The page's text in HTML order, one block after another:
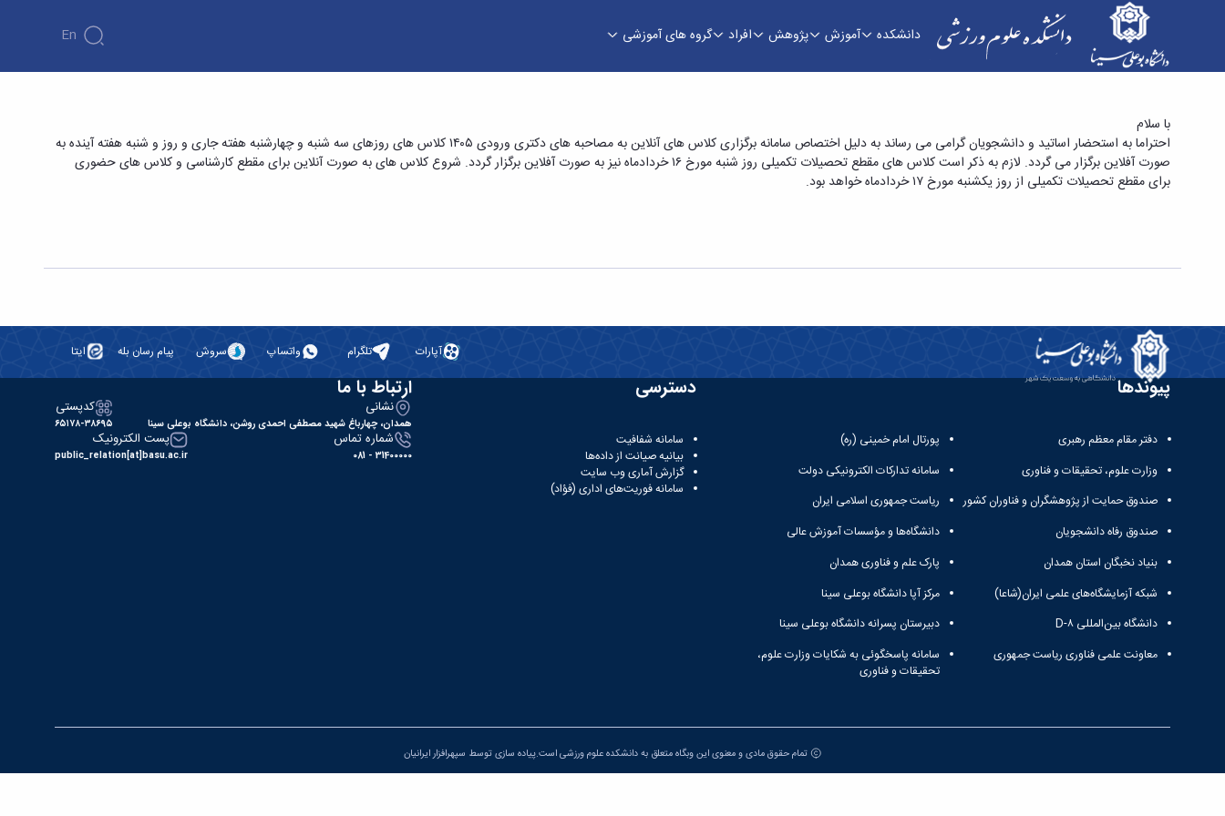
دانشکده آموزش پژوهش افراد گروه های آموزشی En
شیوه برگزاری کلاس ها در روزهای سه شنبه و چهارشنبه هفته جاری و شنبه هفته آینده - دانشکده علوم ورزشی
با سلام
احتراما به استحضار اساتید و دانشجویان گرامی می رساند به دلیل اختصاص سامانه برگزاری کلاس های آنلاین به مصاحبه های دکتری ورودی ۱۴۰۵ کلاس های روزهای سه شنبه و چهارشنبه هفته جاری و روز و شنبه هفته آینده به
صورت آفلاین برگزار می گردد. لازم به ذکر است کلاس های مقطع تحصیلات تکمیلی روز شنبه مورخ ۱۶ خردادماه نیز به صورت آفلاین برگزار گردد. شروع کلاس های به صورت آنلاین برای مقطع کارشناسی و کلاس های حضوری
برای مقطع تحصیلات تکمیلی از روز یکشنبه مورخ ۱۷ خردادماه خواهد بود.
آپارات تلگرام واتساپ سروش پیام رسان بله ایتا
پیوندها
دفتر مقام معظم رهبری
وزارت علوم، تحقیقات و فناوری
صندوق حمایت از پژوهشگران و فناوران کشور
صندوق رفاه دانشجویان
بنیاد نخبگان استان همدان
شبکه آزمایشگاه‌های علمی ایران(شاعا)
دانشگاه بین‌المللی D-۸
معاونت علمی فناوری ریاست جمهوری
پورتال امام خمینی (ره)
سامانه تدارکات الکترونیکی دولت
ریاست جمهوری اسلامی ایران
دانشگاه‌ها و مؤسسات آموزش عالی
پارک علم و فناوری همدان
مرکز آپا دانشگاه بوعلی سینا
دبیرستان پسرانه دانشگاه بوعلی سینا
سامانه پاسخگوئی به شکایات وزارت علوم،
تحقیقات و فناوری
دسترسی
سامانه شفافیت
بیانیه صیانت از داده‌ها
گزارش آماری وب‌ سایت
سامانه فوریت‌های اداری (فؤاد)
ارتباط با ما
نشانی
همدان، چهارباغ شهید مصطفی احمدی روشن، دانشگاه بوعلی سینا
کدپستی
۶۵۱۷۸-۳۸۶۹۵
شماره تماس
31400000 - 081
پست الکترونیک
public_relation[at]basu.ac.ir
تمام حقوق مادی و معنوی این وبگاه متعلق به دانشکده علوم ورزشی است.پیاده سازی توسط سپهرافزار ایرانیان